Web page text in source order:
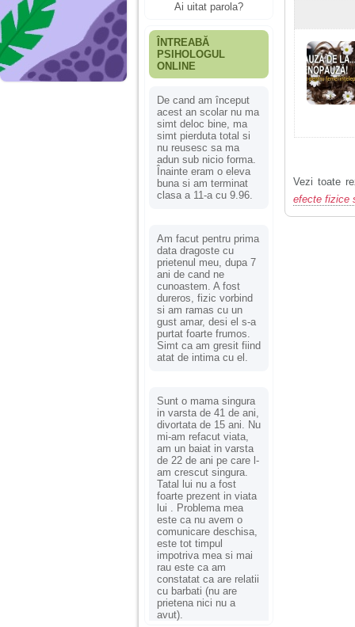
Ai uitat parola?
ÎNTREABĂ
PSIHOLOGUL
ONLINE
De cand am început
acest an scolar nu ma
simt deloc bine, ma
simt pierduta total si
nu reusesc sa ma
adun sub nicio forma.
Înainte eram o eleva
buna si am terminat
clasa a 11-a cu 9.96.
Am facut pentru prima
data dragoste cu
prietenul meu, dupa 7
ani de cand ne
cunoastem. A fost
dureros, fizic vorbind
si am ramas cu un
gust amar, desi el s-a
purtat foarte frumos.
Simt ca am gresit fiind
atat de intima cu el.
Sunt o mama singura
in varsta de 41 de ani,
divortata de 15 ani. Nu
mi-am refacut viata,
am un baiat in varsta
de 22 de ani pe care l-
am crescut singura.
Tatal lui nu a fost
foarte prezent in viata
lui . Problema mea
este ca nu avem o
comunicare deschisa,
este tot timpul
impotriva mea si mai
rau este ca am
constatat ca are relatii
cu barbati (nu are
prietena nici nu a
avut).
Vezi toate
efecte fizice